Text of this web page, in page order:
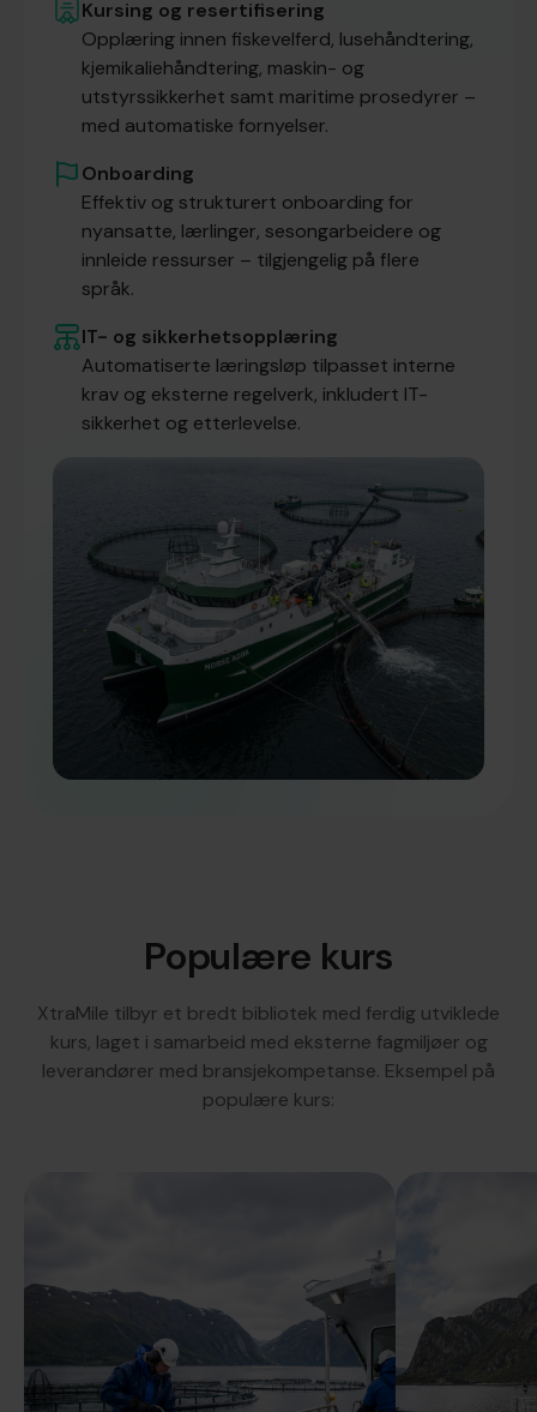
Kursing og resertifisering
Opplæring innen fiskevelferd, lusehåndtering,
kjemikaliehåndtering, maskin- og
utstyrssikkerhet samt maritime prosedyrer –
med automatiske fornyelser.
Onboarding
Effektiv og strukturert onboarding for
nyansatte, lærlinger, sesongarbeidere og
innleide ressurser – tilgjengelig på flere
språk.
IT- og sikkerhetsopplæring
Automatiserte læringsløp tilpasset interne
krav og eksterne regelverk, inkludert IT-
sikkerhet og etterlevelse.
Populære kurs
XtraMile tilbyr et bredt bibliotek med ferdig utviklede
kurs, laget i samarbeid med eksterne fagmiljøer og
leverandører med bransjekompetanse. Eksempel på
populære kurs: